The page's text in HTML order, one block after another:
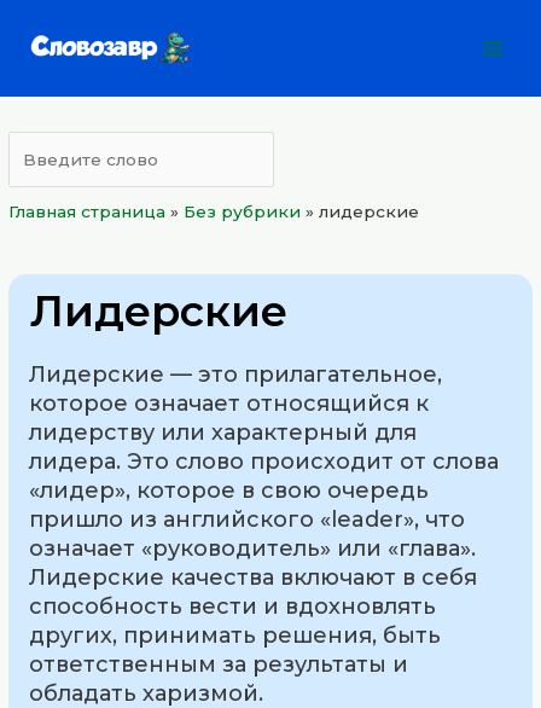
Главная страница » Без рубрики »лидерские
Лидерские
Лидерские — это прилагательное,
которое означает относящийся к
лидерству или характерный для
лидера. Это слово происходит от слова
«лидер», которое в свою очередь
пришло из английского «leader», что
означает «руководитель» или «глава».
Лидерские качества включают в себя
способность вести и вдохновлять
других, принимать решения, быть
ответственным за результаты и
обладать харизмой.